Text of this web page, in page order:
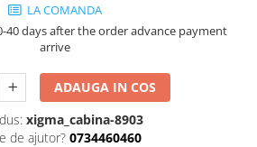
LA COMANDA
40 days after the order advance payment
arrive
ADAUGA IN COS
xigma_cabina-8903
de ajutor? 0734460460